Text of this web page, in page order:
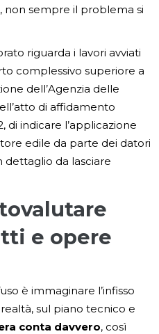
non sempre il problema si
riguarda i lavori avviati
complessivo superiore a
dell’Agenzia delle
di affidamento
di indicare l’applicazione
edile da parte dei datori
dettaglio da lasciare
e opere
è immaginare l’infisso
sul piano tecnico e
conta davvero, così